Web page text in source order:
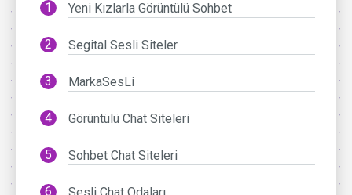
Yeni Kızlarla Görüntülü Sohbet
Segital Sesli Siteler
MarkaSesLi
Görüntülü Chat Siteleri
Sohbet Chat Siteleri